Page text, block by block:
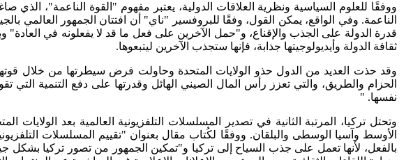
ووفقًا للعلوم السياسية ونظرية العلاقات الدولية، يعتبر مفهوم "القوة الناعمة"،
الناعمة. وفي الواقع، يمكن القول، وفقًا للبروفسير "ناي" أن افتتان الجمهور العالمي
قدرة الدولة على الجذب والإقناع، و"حمل الآخرين على فعل ما قد لا يفعلونه في العادة"
ثقافة الدولة وأيديولوجيتها جذابة، فإنها ستجذب الآخرين ليتبعوها.
الحزام والطريق، والتي تعزز رأس المال الصيني الهائل وقدرتها على دفع التنمية التي
نفسها. "
الأوسط وآسيا الوسطى والبلقان. ووفقًا لكُتاب مقال بعنوان "تقييم المسلسلات
بالفعل، لأنها تعمل على جذب السياح إلى تركيا و"تمكين الجمهور من تصور تركيا بشكل